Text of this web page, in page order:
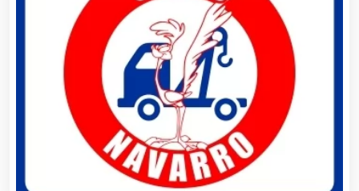
Artículos Importados
Artículos para el Hogar
Artículos para Regalos